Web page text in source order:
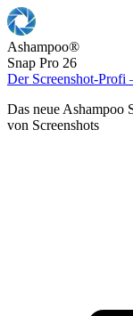
Ashampoo®
Snap Pro 26
Der Screenshot-Profi
Das neue Ashampoo
von Screenshots